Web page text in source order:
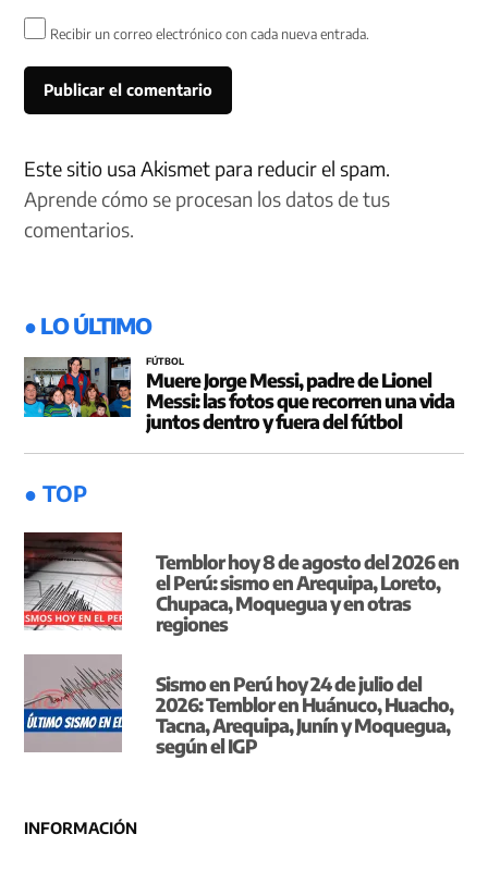
Recibir un correo electrónico con cada nueva entrada.
Este sitio usa Akismet para reducir el spam.
Aprende cómo se procesan los datos de tus
comentarios.
● LO ÚLTIMO
FÚTBOL
Muere Jorge Messi, padre de Lionel
Messi: las fotos que recorren una vida
juntos dentro y fuera del fútbol
● TOP
Temblor hoy 8 de agosto del 2026 en
el Perú: sismo en Arequipa, Loreto,
Chupaca, Moquegua y en otras
regiones
Sismo en Perú hoy 24 de julio del
2026: Temblor en Huánuco, Huacho,
Tacna, Arequipa, Junín y Moquegua,
según el IGP
INFORMACIÓN